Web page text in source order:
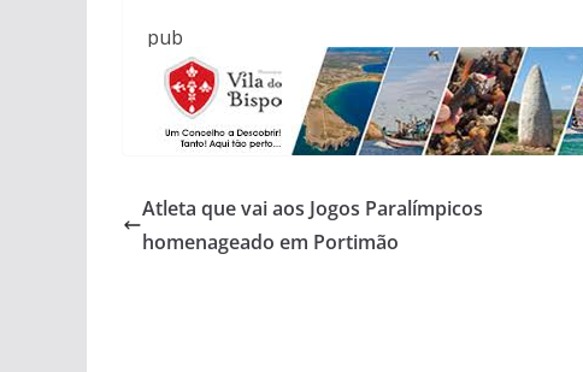
pub
Atleta que vai aos Jogos Paralímpicos
homenageado em Portimão